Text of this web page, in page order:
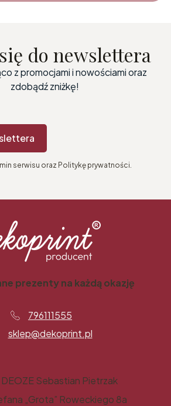
do newslettera
z promocjami i nowościami oraz
zdobądź zniżkę!
serwisu oraz Politykę prywatności.
prezenty na każdą okazję
796111555
sklep@dekoprint.pl
DEOZE Sebastian Pietrzak
„Grota” Roweckiego 8a